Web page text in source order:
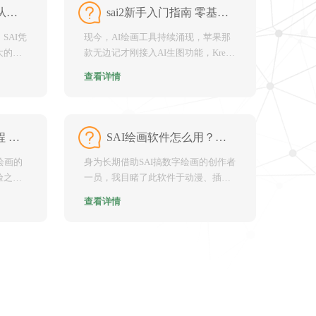
SAI绘画新手入门：从零开始掌握软件核心操作
SAI凭
的手
sai2新手入门指南 零基础学画画就选它
现今，AI绘画工具持续涌现，苹果那
款无边记才刚接入AI生图功能，Krea
查看详情
绘画sai2软件使用教程 新手入门勾线技巧指南
画的
之处
SAI绘画软件怎么用？新手入门教程与动漫绘图技巧
身为长期借助SAI搞数字绘画的创作者
一员，我目睹了此软件于动漫、插画
查看详情